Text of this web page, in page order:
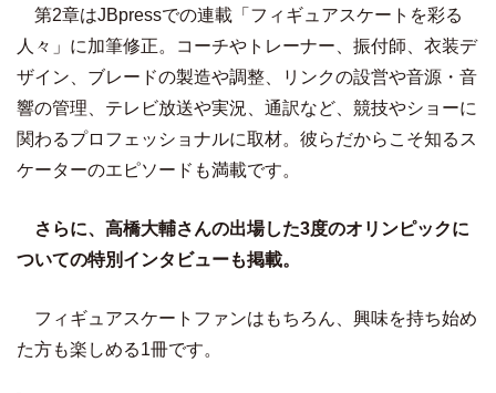
第2章はJBpressでの連載「フィギュアスケートを彩る
人々」に加筆修正。コーチやトレーナー、振付師、衣装デ
ザイン、ブレードの製造や調整、リンクの設営や音源・音
響の管理、テレビ放送や実況、通訳など、競技やショーに
関わるプロフェッショナルに取材。彼らだからこそ知るス
ケーターのエピソードも満載です。
さらに、高橋大輔さんの出場した3度のオリンピックに
ついての特別インタビューも掲載。
フィギュアスケートファンはもちろん、興味を持ち始め
た方も楽しめる1冊です。